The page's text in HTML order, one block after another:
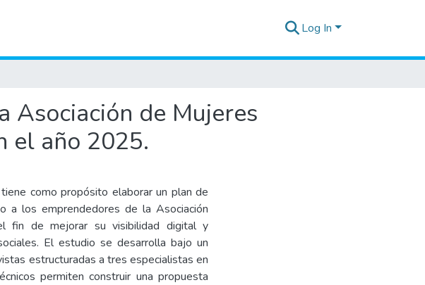
Log In
Asociación de Mujeres
el año 2025.
como propósito elaborar un plan de
a los emprendedores de la Asociación
fin de mejorar su visibilidad digital y
El estudio se desarrolla bajo un
estructuradas a tres especialistas en
permiten construir una propuesta